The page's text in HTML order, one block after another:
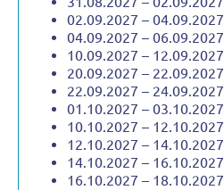
02.09.2027 – 04.09.2027
04.09.2027 – 06.09.2027
10.09.2027 – 12.09.2027
20.09.2027 – 22.09.2027
22.09.2027 – 24.09.2027
01.10.2027 – 03.10.2027
10.10.2027 – 12.10.2027
12.10.2027 – 14.10.2027
14.10.2027 – 16.10.2027
16.10.2027 – 18.10.2027